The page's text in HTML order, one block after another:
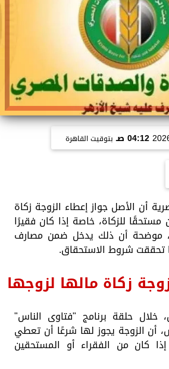
04:12 صـ بتوقيت القاهرة
أن الأصل جواز إعطاء الزوجة زكاة
مستحقًا للزكاة، خاصة إذا كان فقيرًا
موضحة أن ذلك يدخل ضمن مصارف
تحققت شروط الاستحقاق.
زكاة مالها لزوجها
خلال حلقة برنامج "فتاوى الناس"
أن الزوجة يجوز لها شرعًا أن تعطي
كان من الفقراء أو المستحقين